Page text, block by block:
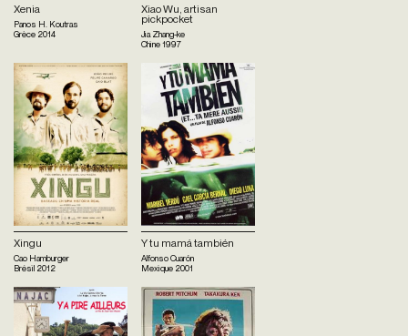
Xenia
Panos H. Koutras
Grèce 2014
Xiao Wu, artisan
pickpocket
Jia Zhang-ke
Chine1997
Xingu
Cao Hamburger
Brésil 2012
Y tu mamá también
Alfonso Cuarón
Mexique 2001